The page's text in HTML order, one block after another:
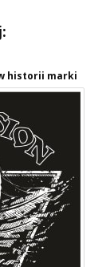
historii marki